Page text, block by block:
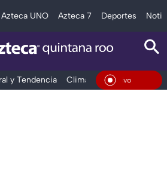
Azteca UNO Azteca 7 Deportes
y Tendencia Clima Tráfico En